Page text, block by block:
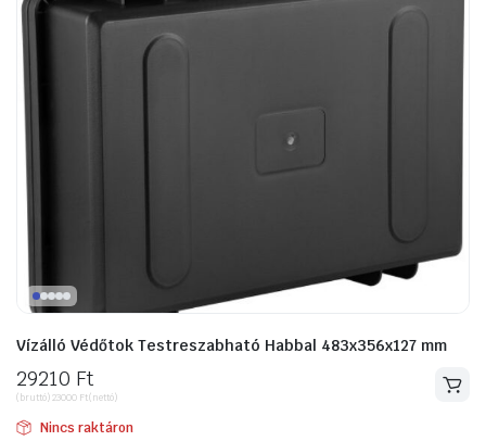
Vízálló Védőtok Testreszabható Habbal 483x356x127 mm
29210 Ft
(bruttó)23000 Ft(nettó)
Nincs raktáron